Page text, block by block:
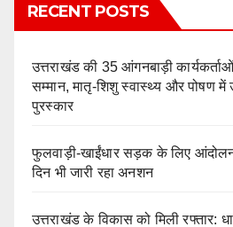
RECENT POSTS
उत्तराखंड की 35 आंगनबाड़ी
सम्मान, मातृ-शिशु स्वास्थ्य और पोषण में
पुरस्कार
फुलवाड़ी-खाईंधार सड़क के लिए
दिन भी जारी रहा अनशन
उत्तराखंड के विकास को मिली रफ्तार: